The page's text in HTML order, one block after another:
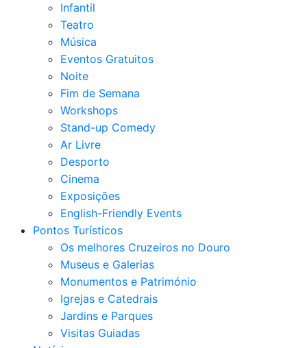
Infantil
Teatro
Música
Eventos Gratuitos
Noite
Fim de Semana
Workshops
Stand-up Comedy
Ar Livre
Desporto
Cinema
Exposições
English-Friendly Events
Pontos Turísticos
Os melhores Cruzeiros no Douro​
Museus e Galerias
Monumentos e Património
Igrejas e Catedrais
Jardins e Parques
Visitas Guiadas